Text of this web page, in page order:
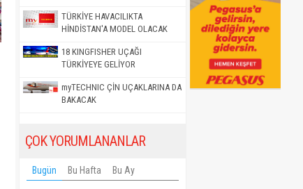
TÜRKİYE HAVACILIKTA
HİNDİSTAN'A MODEL OLACAK
18 KINGFISHER UÇAĞI
TÜRKİYEYE GELİYOR
myTECHNIC ÇİN UÇAKLARINA DA
BAKACAK
ÇOK YORUMLANANLAR
Bugün Bu Hafta Bu Ay